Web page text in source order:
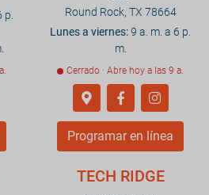
p.
Round Rock, TX 78664
Lunes a viernes:9 a. m. a 6 p.
m.
Cerrado · Abre hoy a las 9 a.
Programar en línea
TECH RIDGE